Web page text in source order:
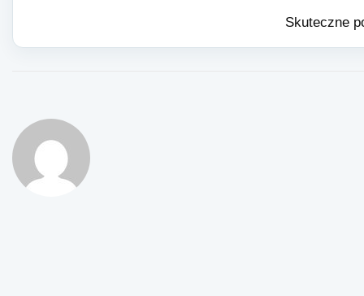
Skuteczne